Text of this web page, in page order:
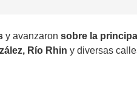
y avanzaron sobre la
Río Rhin y diversas